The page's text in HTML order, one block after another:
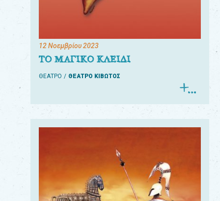
12 Νοεμβρίου 2023
ΤΟ ΜΑΓΙΚΟ ΚΛΕΙΔΙ
ΘΕΑΤΡΟ ΘΕΑΤΡΟ ΚΙΒΩΤΟΣ